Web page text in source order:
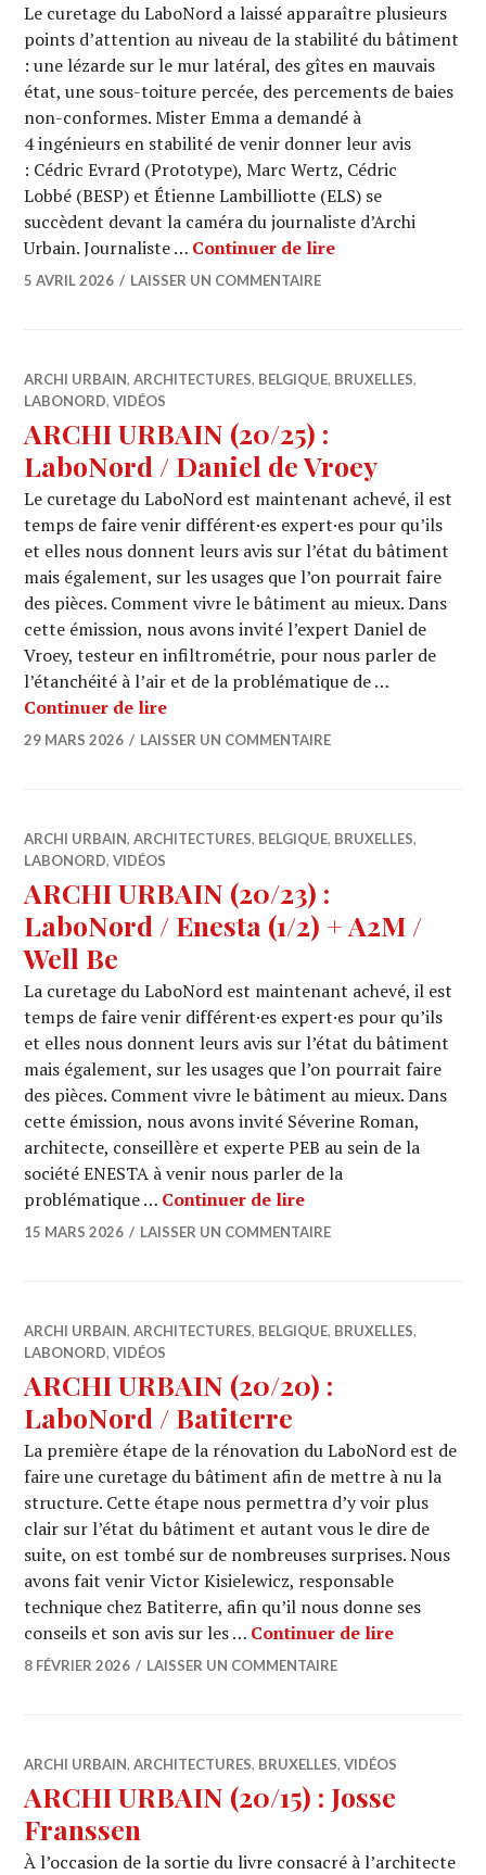
Le curetage du LaboNord a laissé apparaître plusieurs
points d’attention au niveau de la stabilité du bâtiment
: une lézarde sur le mur latéral, des gîtes en mauvais
état, une sous-toiture percée, des percements de baies
non-conformes. Mister Emma a demandé à
4 ingénieurs en stabilité de venir donner leur avis
: Cédric Evrard (Prototype), Marc Wertz, Cédric
Lobbé (BESP) et Étienne Lambilliotte (ELS) se
succèdent devant la caméra du journaliste d’Archi
Urbain. Journaliste … Continuer de lireARCHI URBAIN
5 AVRIL 2026 LAISSER UN COMMENTAIRE
ARCHI URBAIN,ARCHITECTURES, BELGIQUE, BRUXELLES,
LABONORD,VIDÉOS
ARCHI URBAIN (20/25) :
LaboNord / Daniel de Vroey
Le curetage du LaboNord est maintenant achevé, il est
temps de faire venir différent·es expert·es pour qu’ils
et elles nous donnent leurs avis sur l’état du bâtiment
mais également, sur les usages que l’on pourrait faire
des pièces. Comment vivre le bâtiment au mieux. Dans
cette émission, nous avons invité l’expert Daniel de
Vroey, testeur en infiltrométrie, pour nous parler de
l’étanchéité à l’air et de la problématique de …
Continuer de lireARCHI URBAIN (20/25) : LaboNord /
29 MARS 2026 LAISSER UN COMMENTAIRE
ARCHI URBAIN,ARCHITECTURES, BELGIQUE, BRUXELLES,
LABONORD,VIDÉOS
ARCHI URBAIN (20/23) :
LaboNord / Enesta (1/2) + A2M /
Well Be
La curetage du LaboNord est maintenant achevé, il est
temps de faire venir différent·es expert·es pour qu’ils
et elles nous donnent leurs avis sur l’état du bâtiment
mais également, sur les usages que l’on pourrait faire
des pièces. Comment vivre le bâtiment au mieux. Dans
cette émission, nous avons invité Séverine Roman,
architecte, conseillère et experte PEB au sein de la
société ENESTA à venir nous parler de la
problématique … Continuer de lireARCHI URBAIN (20/
15 MARS 2026 LAISSER UN COMMENTAIRE
ARCHI URBAIN,ARCHITECTURES, BELGIQUE, BRUXELLES,
LABONORD,VIDÉOS
ARCHI URBAIN (20/20) :
LaboNord / Batiterre
La première étape de la rénovation du LaboNord est de
faire une curetage du bâtiment afin de mettre à nu la
structure. Cette étape nous permettra d’y voir plus
clair sur l’état du bâtiment et autant vous le dire de
suite, on est tombé sur de nombreuses surprises. Nous
avons fait venir Victor Kisielewicz, responsable
technique chez Batiterre, afin qu’il nous donne ses
conseils et son avis sur les … Continuer de lireARCHI
8 FÉVRIER 2026 LAISSER UN COMMENTAIRE
ARCHI URBAIN,ARCHITECTURES, BRUXELLES,VIDÉOS
ARCHI URBAIN (20/15) : Josse
Franssen
À l’occasion de la sortie du livre consacré à l’architecte